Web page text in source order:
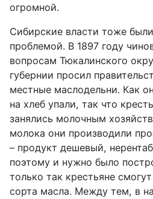
огромной.
Сибирские власти тоже
проблемой. В 1897 году
вопросам Тюкалинского
губернии просил
местные маслодельни. Как
на хлеб упали, так что
занялись молочным
молока они производили
– продукт дешевый,
поэтому и нужно было
только так крестьяне смогут
сорта масла. Между тем, в